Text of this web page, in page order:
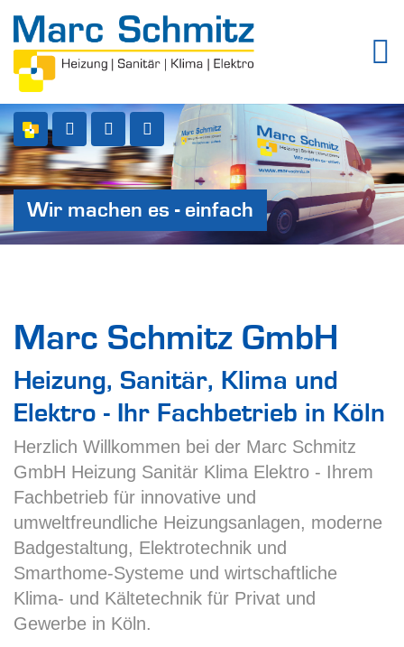
Wir machen es - einfach
Marc Schmitz GmbH
Heizung, Sanitär, Klima und
Elektro - Ihr Fachbetrieb in Köln
Herzlich Willkommen bei der Marc Schmitz
GmbH Heizung Sanitär Klima Elektro - Ihrem
Fachbetrieb für innovative und
umweltfreundliche Heizungsanlagen, moderne
Badgestaltung, Elektrotechnik und
Smarthome-Systeme und wirtschaftliche
Klima- und Kältetechnik für Privat und
Gewerbe in Köln.